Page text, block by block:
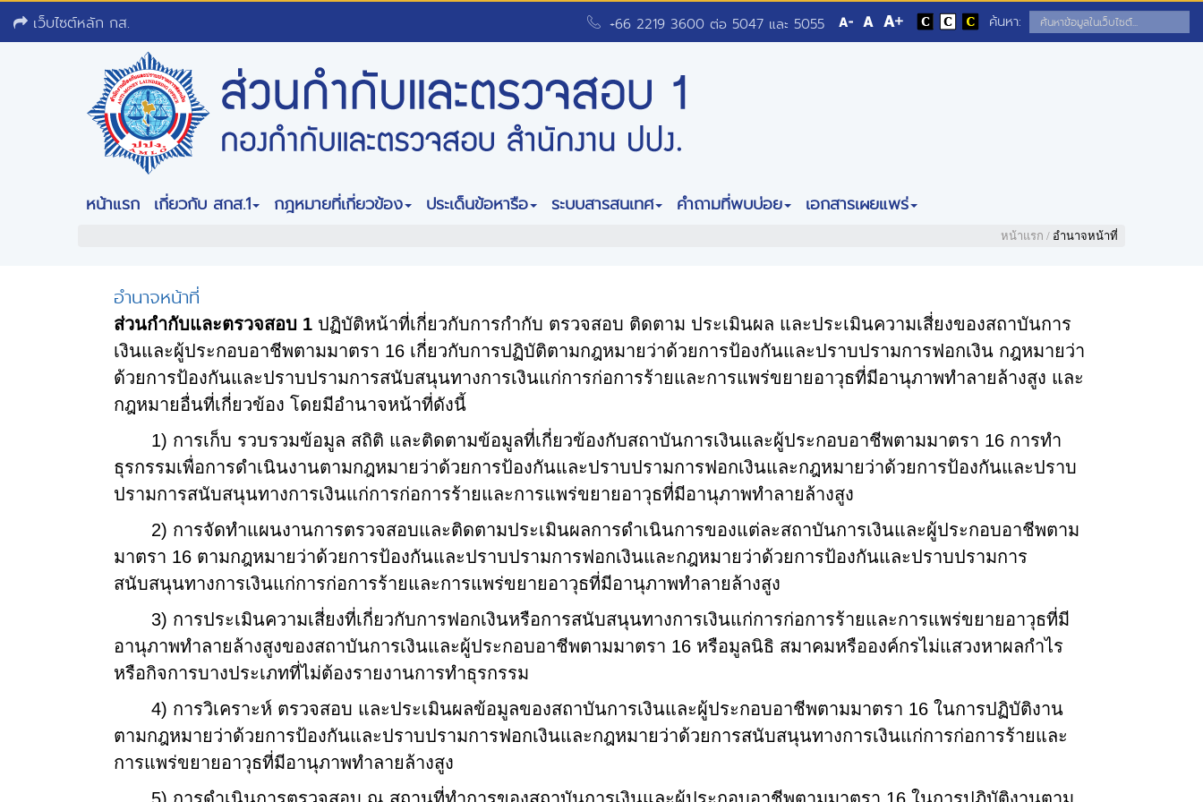
เว็บไซต์หลัก กส. ค้นหา:
+66 2219 3600 ต่อ 5047 และ 5055
หน้าแรก เกี่ยวกับ สกส.1 กฎหมายที่เกี่ยวข้อง ประเด็นข้อหารือ ระบบสารสนเทศ คำถามที่พบบ่อย เอกสารเผยแพร่
หน้าแรก / อำนาจหน้าที่
อำนาจหน้าที่
ส่วนกำกับและตรวจสอบ 1 ปฏิบัติหน้าที่เกี่ยวกับการกำกับ ตรวจสอบ ติดตาม ประเมินผล และประเมินความเสี่ยงของสถาบันการ
เงินและผู้ประกอบอาชีพตามมาตรา 16 เกี่ยวกับการปฏิบัติตามกฎหมายว่าด้วยการป้องกันและปราบปรามการฟอกเงิน กฎหมายว่า
ด้วยการป้องกันและปราบปรามการสนับสนุนทางการเงินแก่การก่อการร้ายและการแพร่ขยายอาวุธที่มีอานุภาพทำลายล้างสูง และ
กฎหมายอื่นที่เกี่ยวข้อง โดยมีอำนาจหน้าที่ดังนี้
1) การเก็บ รวบรวมข้อมูล สถิติ และติดตามข้อมูลที่เกี่ยวข้องกับสถาบันการเงินและผู้ประกอบอาชีพตามมาตรา 16 การทำ
ธุรกรรมเพื่อการดำเนินงานตามกฎหมายว่าด้วยการป้องกันและปราบปรามการฟอกเงินและกฎหมายว่าด้วยการป้องกันและปราบ
ปรามการสนับสนุนทางการเงินแก่การก่อการร้ายและการแพร่ขยายอาวุธที่มีอานุภาพทำลายล้างสูง
2) การจัดทำแผนงานการตรวจสอบและติดตามประเมินผลการดำเนินการของแต่ละสถาบันการเงินและผู้ประกอบอาชีพตาม
มาตรา 16 ตามกฎหมายว่าด้วยการป้องกันและปราบปรามการฟอกเงินและกฎหมายว่าด้วยการป้องกันและปราบปรามการ
สนับสนุนทางการเงินแก่การก่อการร้ายและการแพร่ขยายอาวุธที่มีอานุภาพทำลายล้างสูง
3) การประเมินความเสี่ยงที่เกี่ยวกับการฟอกเงินหรือการสนับสนุนทางการเงินแก่การก่อการร้ายและการแพร่ขยายอาวุธที่มี
อานุภาพทำลายล้างสูงของสถาบันการเงินและผู้ประกอบอาชีพตามมาตรา 16 หรือมูลนิธิ สมาคมหรือองค์กรไม่แสวงหาผลกำไร
หรือกิจการบางประเภทที่ไม่ต้องรายงานการทำธุรกรรม
4) การวิเคราะห์ ตรวจสอบ และประเมินผลข้อมูลของสถาบันการเงินและผู้ประกอบอาชีพตามมาตรา 16 ในการปฏิบัติงาน
ตามกฎหมายว่าด้วยการป้องกันและปราบปรามการฟอกเงินและกฎหมายว่าด้วยการสนับสนุนทางการเงินแก่การก่อการร้ายและ
การแพร่ขยายอาวุธที่มีอานุภาพทำลายล้างสูง